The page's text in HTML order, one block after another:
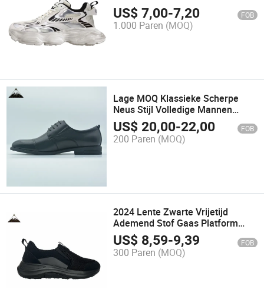
popschoenen sport schoen
sneaker Hoka Alphafly calzado
US$7,00-7,20 FOB
1.000 Paren (MOQ)
Lage MOQ Klassieke Scherpe
Neus Stijl Volledige Mannen
Echte Leren Mode Dresschoenen
Groothandel Zwarte Schoen
Primark Online
US$20,00-22,00 FOB
200 Paren (MOQ)
2024 Lente Zwarte Vrijetijd
Ademend Stof Gaas Platform
Hardloopschoenen voor Mannen
US$ 8,59-9,39 FOB
300 Paren (MOQ)